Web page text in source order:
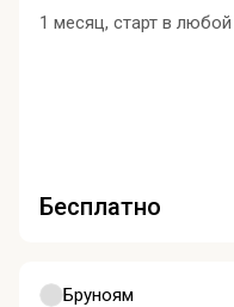
1 месяц, старт в
Бесплатно
Бруноям